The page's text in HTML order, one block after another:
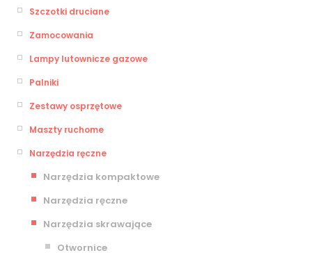
Szczotki druciane
Zamocowania
Lampy lutownicze gazowe
Palniki
Zestawy osprzętowe
Maszty ruchome
Narzędzia ręczne
Narzędzia kompaktowe
Narzędzia ręczne
Narzędzia skrawające
Otwornice